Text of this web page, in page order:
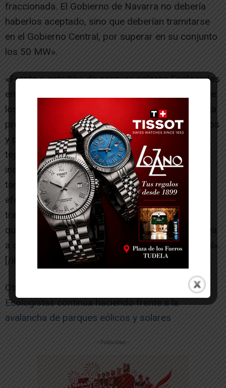
fraccionada. El Gobierno de Navarra no debería
haberlos aceptado, sino que deberían tramitarse
en el Gobierno Central, por superar en su conjunto
los 50 MW».
«Frente a este tipo de parques solares Ecologistas
en Acción de Navarra apuesta por la reducción de
los consumos, por la eficiencia energética y por la
producción en lugares humanizados como tejados
y polígonos industriales. Mientras quede un solo
tejado libre no se debería permitir este tipo de
instalaciones en el medio natural. Paralelamente,
tampoco se reducen las emisiones de gases de
efecto invernadero en ciertos sectores como el
transporte o la industria. Esto que va a significar
que esta implantación masiva de renovables no va
a solucionar el problema del calentamiento global».
[/ihc-hide-content]
Otras noticias relacionadas:
Ecologistas continúa haciendo frente a la
avalancha de parques eólicos y solares
-- Publicidad --